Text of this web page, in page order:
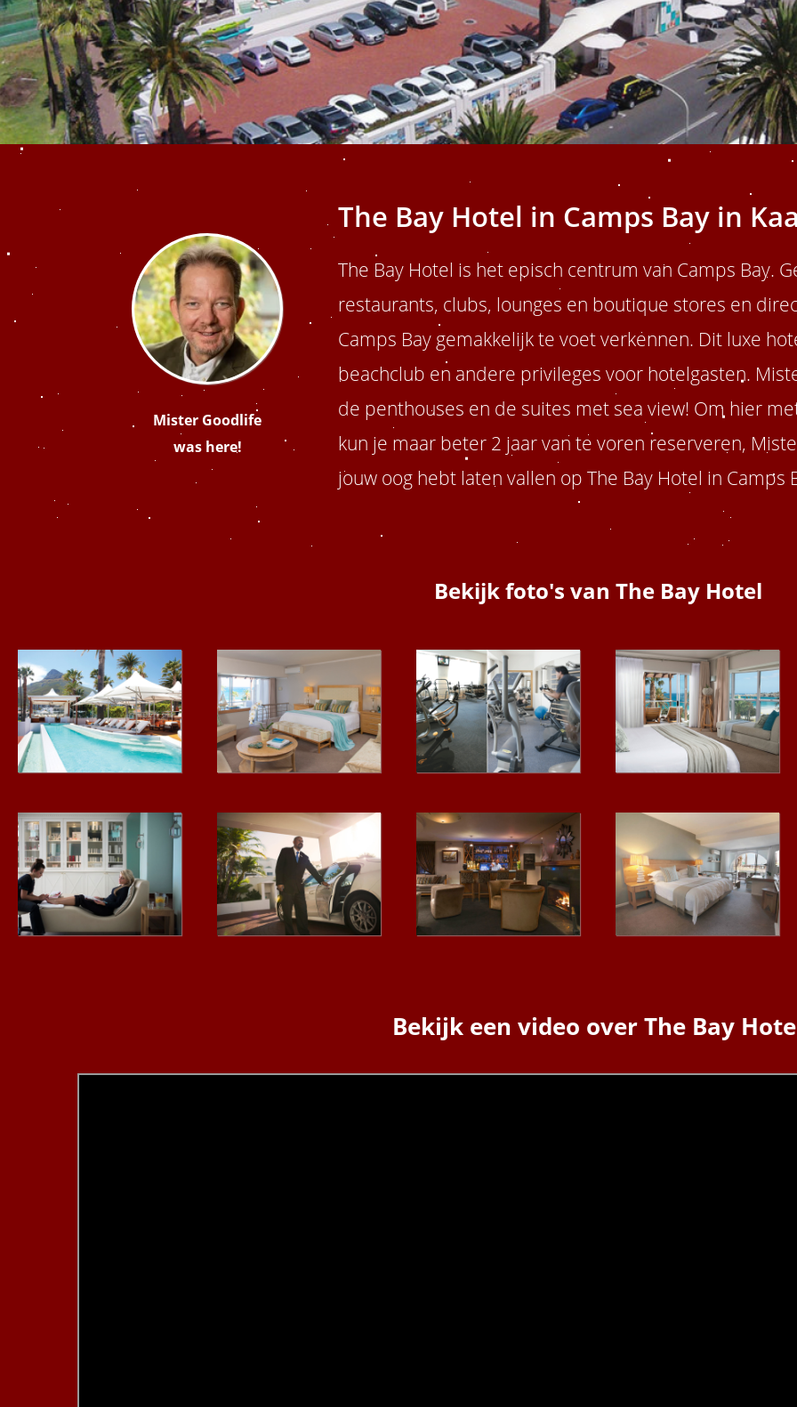
Mister Goodlife
was here!
The Bay Hotel in Camps Bay in
The Bay Hotel is het episch centrum van Camps Bay.
restaurants, clubs, lounges en boutique stores en
Camps Bay gemakkelijk te voet verkennen. Dit luxe
beachclub en andere privileges voor hotelgasten.
de penthouses en de suites met sea view! Om hier
kun je maar beter 2 jaar van te voren reserveren,
jouw oog hebt laten vallen op The Bay Hotel in Camps
Bekijk foto's van The Bay Hotel
Bekijk een video over The Bay
opslaan